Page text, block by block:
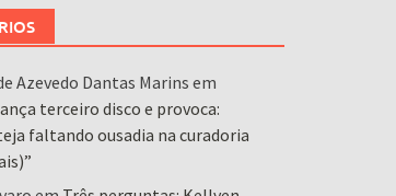
Azevedo Dantas Marinsem
terceiro disco e provoca:
faltando ousadia na curadoria